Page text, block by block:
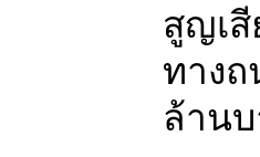
สูญเสี
ทางถ
ล้าน